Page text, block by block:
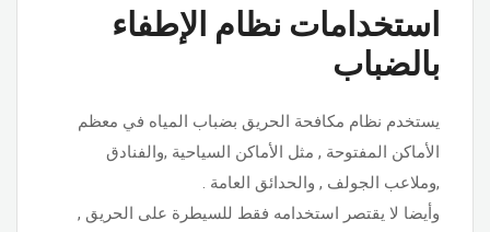
استخدامات نظام الإطفاء
بالضباب
يستخدم نظام مكافحة الحريق بضباب المياه في معظم
الأماكن المفتوحة , مثل الأماكن السياحية ,والفنادق
,وملاعب الجولف , والحدائق العامة .
وأيضا لا يقتصر استخدامه فقط للسيطرة على الحريق ,